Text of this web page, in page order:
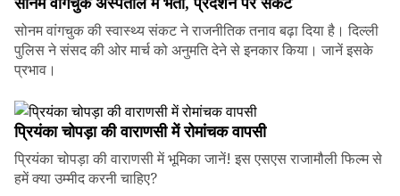
सोनम वांगचुक की स्वास्थ्य संकट ने राजनीतिक तनाव बढ़ा दिया है। दिल्ली
पुलिस ने संसद की ओर मार्च को अनुमति देने से इनकार किया। जानें इसके
प्रभाव।
प्रियंका चोपड़ा की वाराणसी में रोमांचक वापसी
प्रियंका चोपड़ा की वाराणसी में भूमिका जानें! इस एसएस राजामौली फिल्म से
हमें क्या उम्मीद करनी चाहिए?